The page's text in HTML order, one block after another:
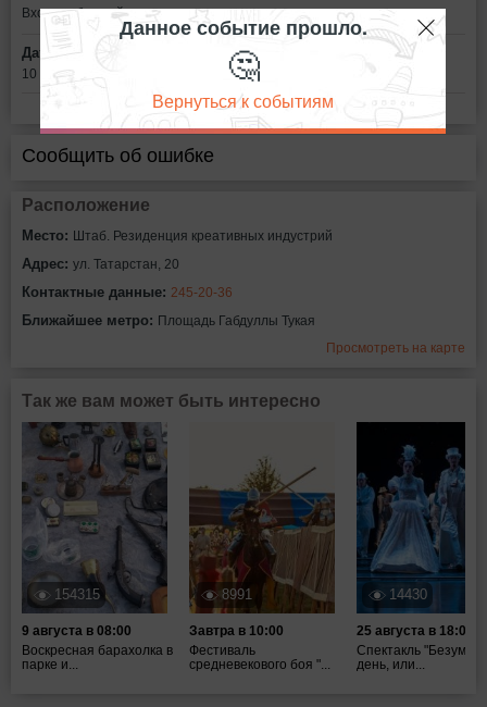
Вход свободный
Дата:
10 сентября с 16:00 до 21:00
Сообщить об ошибке
Расположение
Место: Штаб. Резиденция креативных индустрий
Адрес: ул. Татарстан, 20
Контактные данные: 245-20-36
Ближайшее метро: Площадь Габдуллы Тукая
Просмотреть на карте
Так же вам может быть интересно
154315
9 августа в 08:00
Воскресная барахолка в
парке и...
8991
Завтра в 10:00
Фестиваль
средневекового боя "...
14430
25 августа в 18:00
Спектакль
день, или...
Данное событие прошло.
🤔
Вернуться к событиям